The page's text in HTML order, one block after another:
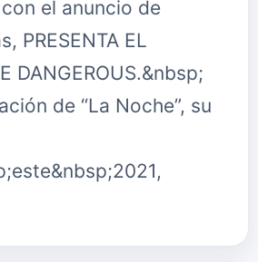
el anuncio de
PRESENTA EL
DANGEROUS.&nbsp;
de “La Noche”, su